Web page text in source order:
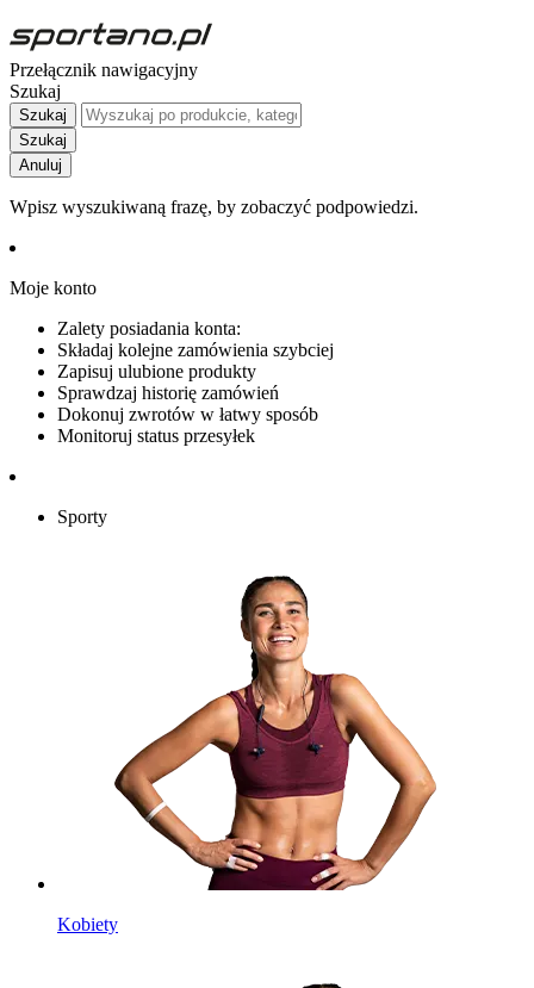
Przełącznik nawigacyjny
Szukaj
Szukaj
Szukaj
Anuluj
Wpisz wyszukiwaną frazę, by zobaczyć podpowiedzi.
Moje konto
Zalety posiadania konta:
Składaj kolejne zamówienia szybciej
Zapisuj ulubione produkty
Sprawdzaj historię zamówień
Dokonuj zwrotów w łatwy sposób
Monitoruj status przesyłek
Sporty
Kobiety